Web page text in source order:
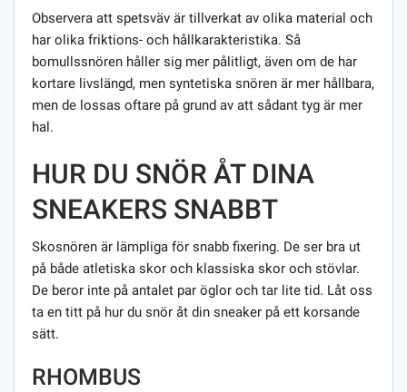
Observera att spetsväv är tillverkat av olika material och
har olika friktions- och hållkarakteristika. Så
bomullssnören håller sig mer pålitligt, även om de har
kortare livslängd, men syntetiska snören är mer hållbara,
men de lossas oftare på grund av att sådant tyg är mer
hal.
HUR DU SNÖR ÅT DINA
SNEAKERS SNABBT
Skosnören är lämpliga för snabb fixering. De ser bra ut
på både atletiska skor och klassiska skor och stövlar.
De beror inte på antalet par öglor och tar lite tid. Låt oss
ta en titt på hur du snör åt din sneaker på ett korsande
sätt.
RHOMBUS